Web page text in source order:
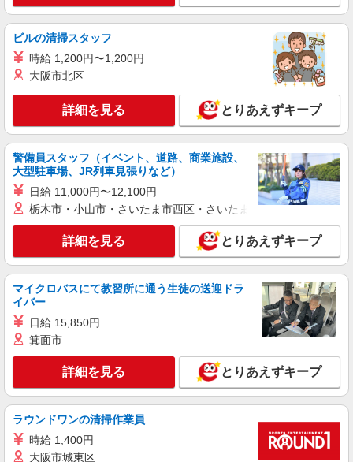
ビルの清掃スタッフ
時給 1,200円〜1,200円
大阪市北区
詳細を見る とりあえずキープ
警備員スタッフ（イベント、道路、商業施設、
大型駐車場、JR列車見張りなど）
日給 11,000円〜12,100円
栃木市・小山市・さいたま市西区・さいたま市岩槻区・久喜市・
詳細を見る とりあえずキープ
マイクロバスにて教習所に通う生徒の送迎ドラ
イバー
日給 15,850円
箕面市
詳細を見る とりあえずキープ
ラウンドワンの清掃作業員
時給 1,400円
大阪市城東区